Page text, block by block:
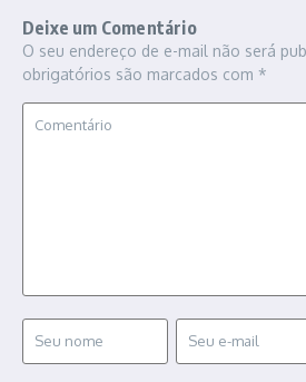
Deixe um Comentário
O seu endereço de e-mail não será
obrigatórios são marcados com *